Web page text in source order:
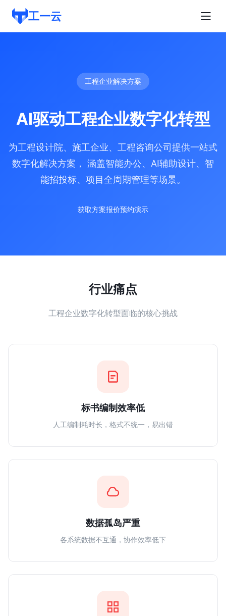
工一云
工程企业解决方案
AI驱动工程企业数字化转型
为工程设计院、施工企业、工程咨询公司提供一站式
数字化解决方案， 涵盖智能办公、AI辅助设计、智
能招投标、项目全周期管理等场景。
获取方案报价预约演示
行业痛点
工程企业数字化转型面临的核心挑战
标书编制效率低
人工编制耗时长，格式不统一，易出错
数据孤岛严重
各系统数据不互通，协作效率低下